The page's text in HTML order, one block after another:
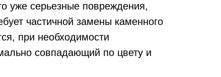
уже серьезные повреждения,
частичной замены каменного
при необходимости
совпадающий по цвету и